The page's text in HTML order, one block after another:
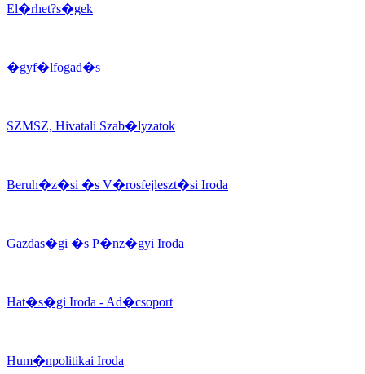
El�rhet?s�gek
�gyf�lfogad�s
SZMSZ, Hivatali Szab�lyzatok
Beruh�z�si �s V�rosfejleszt�si Iroda
Gazdas�gi �s P�nz�gyi Iroda
Hat�s�gi Iroda - Ad�csoport
Hum�npolitikai Iroda